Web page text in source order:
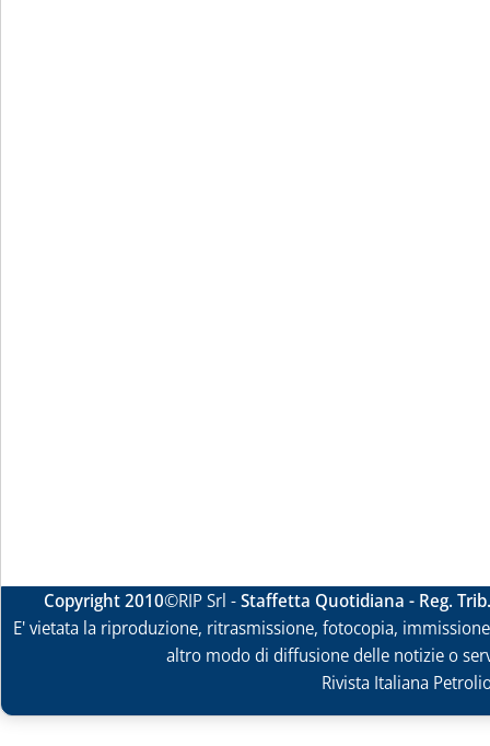
Copyright 2010©RIP Srl -Staffetta Quotidiana - Reg.
E' vietata la riproduzione, ritrasmissione, fotocopia,
altro modo di diffusione delle notizie o
Rivista Italiana